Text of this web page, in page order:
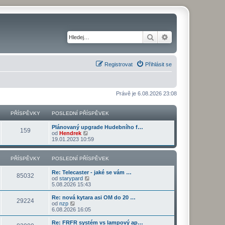
Hledat
Přihlásit se
Registrovat
Právě je 6.08.2026 23:08
PŘÍSPĚVKY POSLEDNÍ PŘÍSPĚVEK
159
Plánovaný upgrade Hudebního f…
od Hendrek
o
b
r
a
p
o
s
l
d
n
í
19.01.2023 10:59
PŘÍSPĚVKY POSLEDNÍ PŘÍSPĚVEK
85032
Re: Telecaster - jaké se vám …
od starypard
o
b
r
z
t
5.08.2026 15:43
29224
Re: nová kytara asi OM do 20 …
od nzp
o
b
r
6.08.2026 16:05
Re: FRFR systém vs lampový ap…